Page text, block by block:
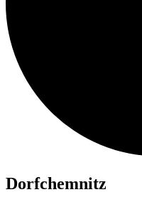
Dorf­chem­nitz